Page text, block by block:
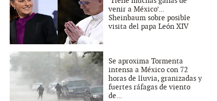
venir a México’...
Sheinbaum sobre posible
visita del papa León XIV
Se aproxima Tormenta
intensa a México con 72
horas de lluvia, granizadas y
fuertes ráfagas de viento
de...